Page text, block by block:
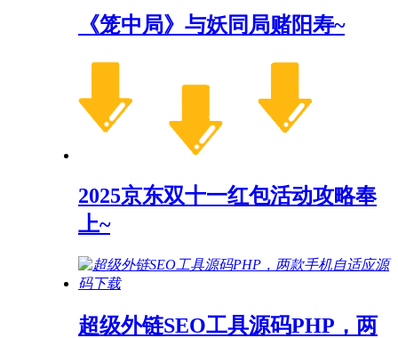
《笼中局》与妖同局赌阳寿~
2025京东双十一红包活动攻略奉
上~
超级外链SEO工具源码PHP，两